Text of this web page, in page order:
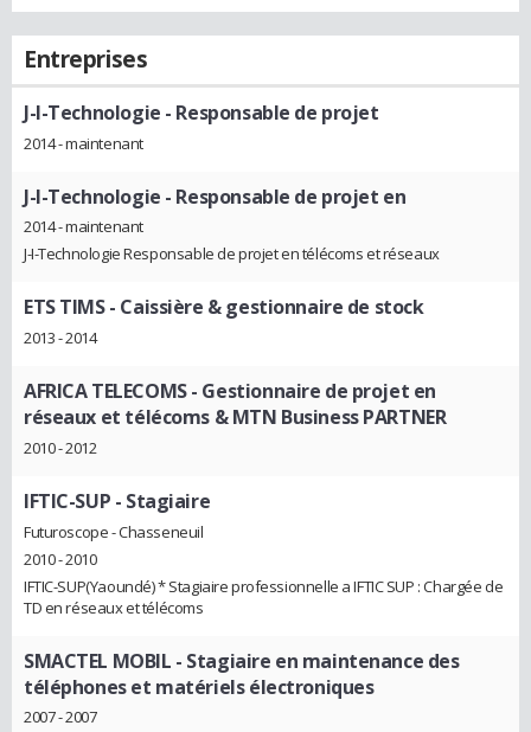
Entreprises
J-I-Technologie - Responsable de projet
2014 - maintenant
J-I-Technologie - Responsable de projet en
2014 - maintenant
J-I-Technologie Responsable de projet en télécoms et réseaux
ETS TIMS- Caissière & gestionnaire de stock
2013 - 2014
AFRICA TELECOMS- Gestionnaire de projet en
réseaux et télécoms & MTN Business PARTNER
2010 - 2012
IFTIC-SUP - Stagiaire
Futuroscope - Chasseneuil
2010 - 2010
IFTIC-SUP(Yaoundé) * Stagiaire professionnelle a IFTIC SUP : Chargée de
TD en réseaux et télécoms
SMACTEL MOBIL - Stagiaire en maintenance des
téléphones et matériels électroniques
2007 - 2007